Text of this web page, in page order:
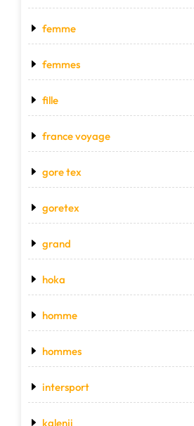
femme
femmes
fille
france voyage
gore tex
goretex
grand
hoka
homme
hommes
intersport
kalenji